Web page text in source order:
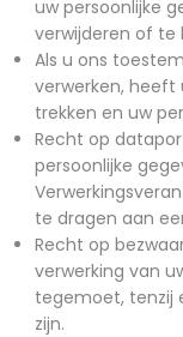
uw persoonlijke
verwijderen of te
Als u ons
verwerken,
trekken en uw
Recht op
persoonlijke
te dragen aan
Recht op
verwerking van
tegemoet, tenzij
zijn.